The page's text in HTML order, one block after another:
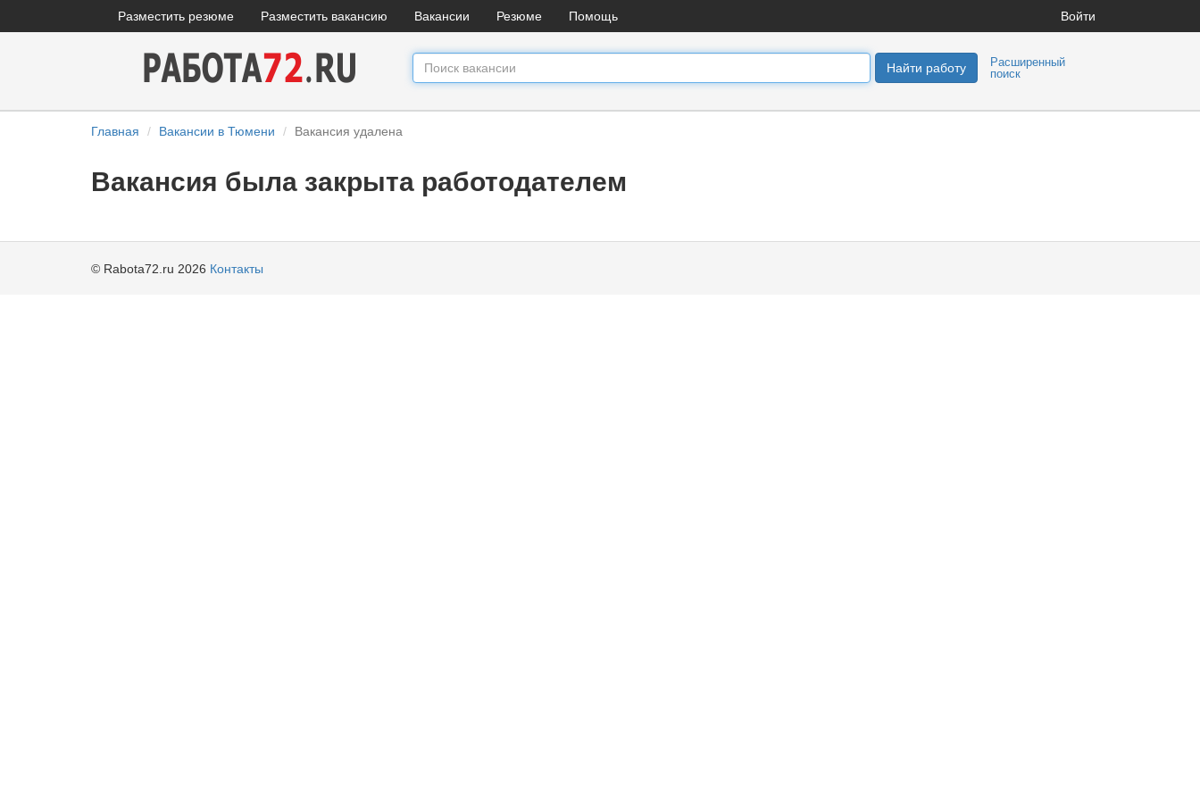
Разместить резюме Разместить вакансию Вакансии Резюме Помощь Войти
Найти работу
Расширенный
поиск
Главная Вакансии в Тюмени Вакансия удалена
Вакансия была закрыта работодателем
© Rabota72.ru 2026 Контакты